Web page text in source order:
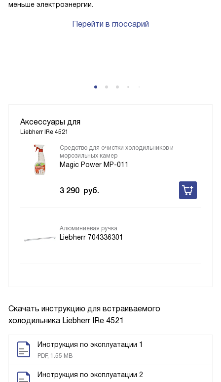
Скачать инструкцию для встраиваемого
холодильника Liebherr IRe 4521
Инструкция по эксплуатации 1
PDF, 1.55 MB
Инструкция по эксплуатации 2
меньше электроэнергии.
Перейти в глоссарий
Аксессуары для
Liebherr IRe 4521
Средство для очистки холодильников и
морозильных камер
Magic Power MP-011
3 290 руб.
Алюминиевая ручка
Liebherr 704336301